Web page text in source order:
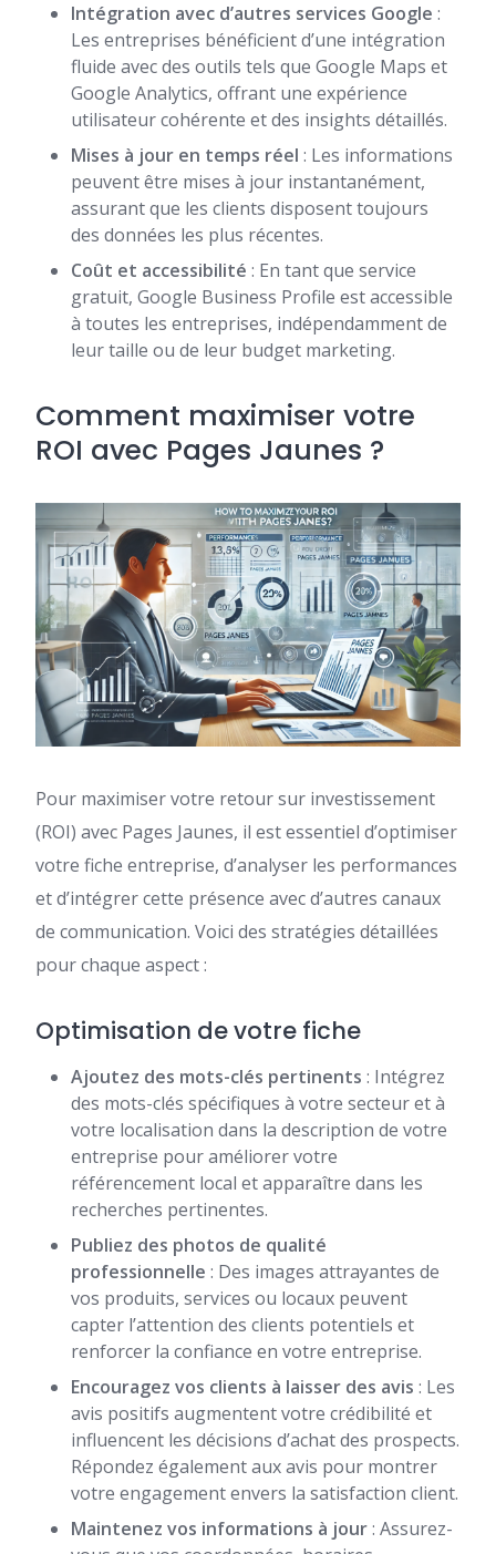
Intégration avec d’autres services Google :
Les entreprises bénéficient d’une intégration
fluide avec des outils tels que Google Maps et
Google Analytics, offrant une expérience
utilisateur cohérente et des insights détaillés.
Mises à jour en temps réel : Les informations
peuvent être mises à jour instantanément,
assurant que les clients disposent toujours
des données les plus récentes.
Coût et accessibilité : En tant que service
gratuit, Google Business Profile est accessible
à toutes les entreprises, indépendamment de
leur taille ou de leur budget marketing.
Comment maximiser votre
ROI avec Pages Jaunes ?
Pour maximiser votre retour sur investissement
(ROI) avec Pages Jaunes, il est essentiel d’optimiser
votre fiche entreprise, d’analyser les performances
et d’intégrer cette présence avec d’autres canaux
de communication. Voici des stratégies détaillées
pour chaque aspect :
Optimisation de votre fiche
Ajoutez des mots-clés pertinents : Intégrez
des mots-clés spécifiques à votre secteur et à
votre localisation dans la description de votre
entreprise pour améliorer votre
référencement local et apparaître dans les
recherches pertinentes.
Publiez des photos de qualité
professionnelle : Des images attrayantes de
vos produits, services ou locaux peuvent
capter l’attention des clients potentiels et
renforcer la confiance en votre entreprise.
Encouragez vos clients à laisser des avis : Les
avis positifs augmentent votre crédibilité et
influencent les décisions d’achat des prospects.
Répondez également aux avis pour montrer
votre engagement envers la satisfaction client.
Maintenez vos informations à jour: Assurez-